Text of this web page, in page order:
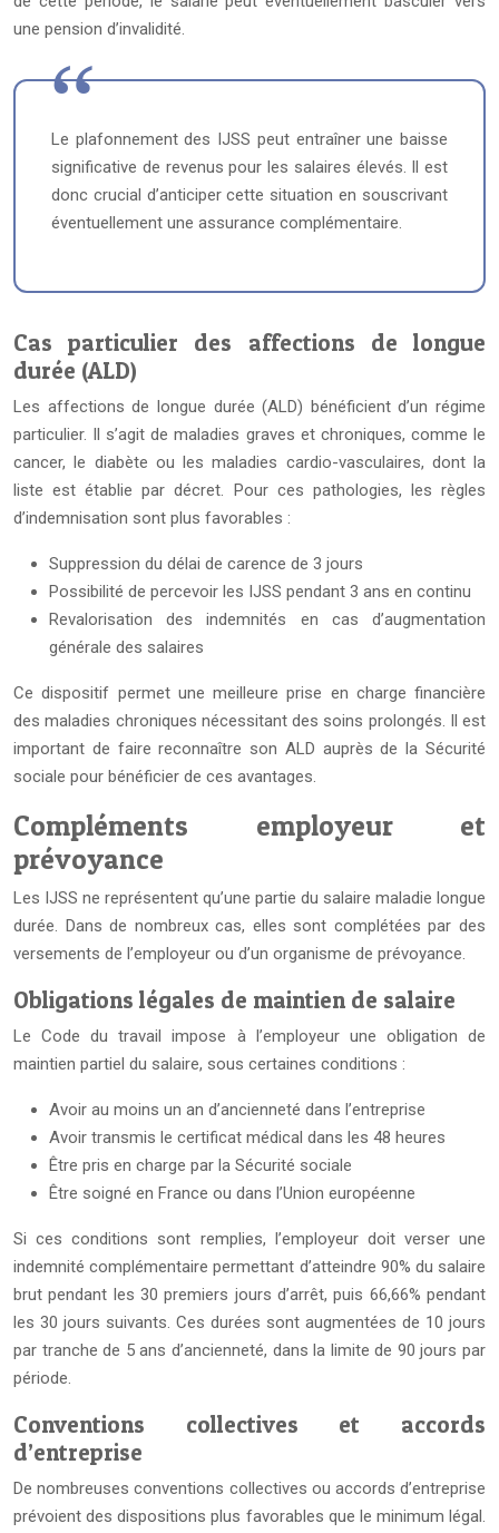
une pension d’invalidité.
Le plafonnement des IJSS peut entraîner une baisse
significative de revenus pour les salaires élevés. Il est
donc crucial d’anticiper cette situation en souscrivant
éventuellement une assurance complémentaire.
Cas particulier des affections de longue
durée (ALD)
Les affections de longue durée (ALD) bénéficient d’un régime
particulier. Il s’agit de maladies graves et chroniques, comme le
cancer, le diabète ou les maladies cardio-vasculaires, dont la
liste est établie par décret. Pour ces pathologies, les règles
d’indemnisation sont plus favorables :
Suppression du délai de carence de 3 jours
Possibilité de percevoir les IJSS pendant 3 ans en continu
Revalorisation des indemnités en cas d’augmentation
générale des salaires
Ce dispositif permet une meilleure prise en charge financière
des maladies chroniques nécessitant des soins prolongés. Il est
important de faire reconnaître son ALD auprès de la Sécurité
sociale pour bénéficier de ces avantages.
Compléments employeur et
prévoyance
Les IJSS ne représentent qu’une partie du salaire maladie longue
durée. Dans de nombreux cas, elles sont complétées par des
versements de l’employeur ou d’un organisme de prévoyance.
Obligations légales de maintien de salaire
Le Code du travail impose à l’employeur une obligation de
maintien partiel du salaire, sous certaines conditions :
Avoir au moins un an d’ancienneté dans l’entreprise
Avoir transmis le certificat médical dans les 48 heures
Être pris en charge par la Sécurité sociale
Être soigné en France ou dans l’Union européenne
Si ces conditions sont remplies, l’employeur doit verser une
indemnité complémentaire permettant d’atteindre 90% du salaire
brut pendant les 30 premiers jours d’arrêt, puis 66,66% pendant
les 30 jours suivants. Ces durées sont augmentées de 10 jours
par tranche de 5 ans d’ancienneté, dans la limite de 90 jours par
période.
Conventions collectives et accords
d’entreprise
De nombreuses conventions collectives ou accords d’entreprise
prévoient des dispositions plus favorables que le minimum légal.